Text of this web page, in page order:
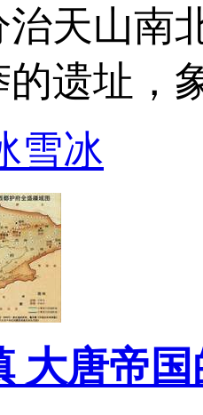
天山南
的遗址
雪冰
大唐帝